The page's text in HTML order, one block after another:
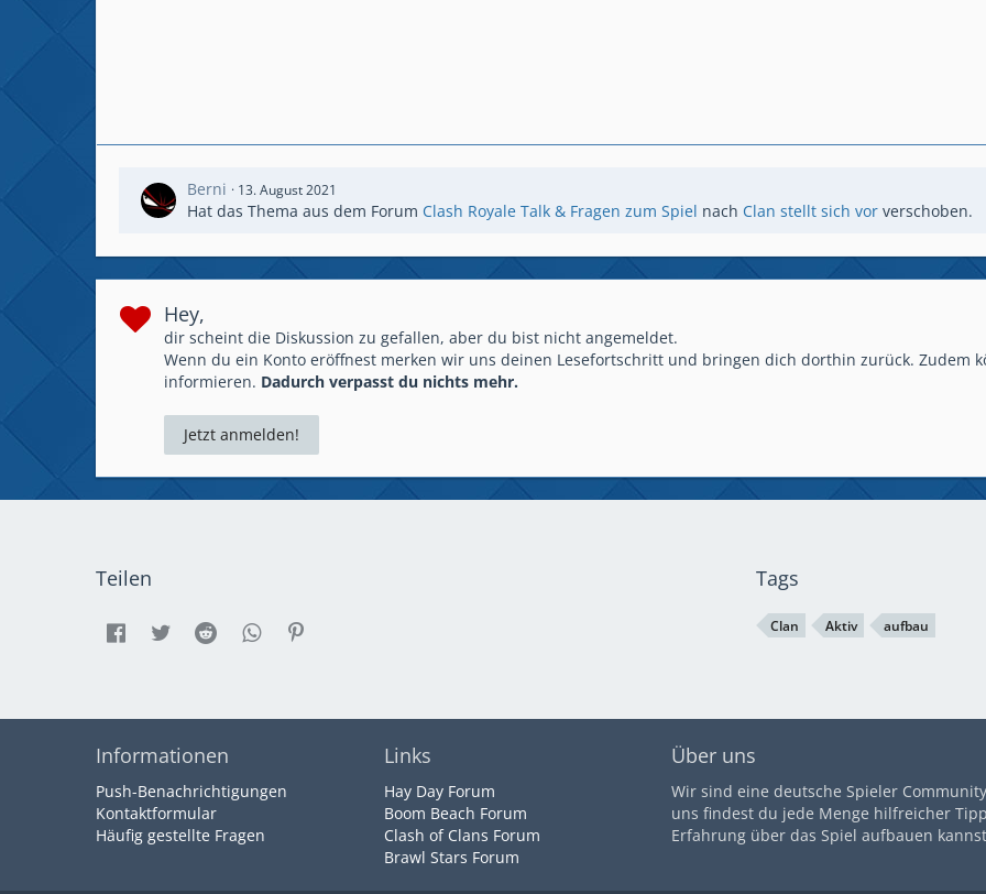
Berni 13. August 2021
Hat das Thema aus dem Forum Clash Royale Talk & Fragen zum Spiel nach Clan stellt sich vor verschoben.
Hey,
dir scheint die Diskussion zu gefallen, aber du bist nicht angemeldet.
Wenn du ein Konto eröffnest merken wir uns deinen Lesefortschritt und bringen dich dorthin zurück. Zudem
informieren. Dadurch verpasst du nichts mehr.
Jetzt anmelden!
Teilen Tags
Clan Aktiv aufbau
Informationen
Push-Benachrichtigungen
Kontaktformular
Häufig gestellte Fragen
Links
Hay Day Forum
Boom Beach Forum
Clash of Clans Forum
Brawl Stars Forum
Über uns
Wir sind eine deutsche Spieler
uns findest du jede Menge hilfreicher
Erfahrung über das Spiel aufbauen